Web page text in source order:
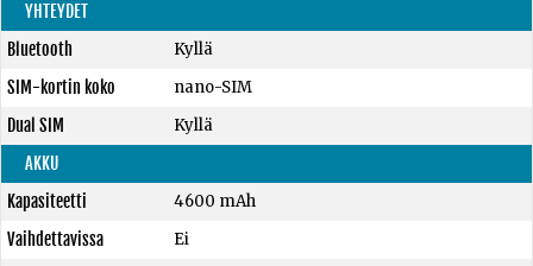
YHTEYDET
Bluetooth
Kyllä
SIM-kortin koko
nano-SIM
Dual SIM
Kyllä
AKKU
Kapasiteetti
4600 mAh
Vaihdettavissa
Ei